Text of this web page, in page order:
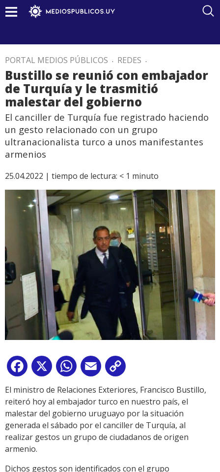
PORTAL MEDIOS PÚBLICOS . REDES .
Bustillo se reunió con embajador
de Turquía y le trasmitió
malestar del gobierno
El canciller de Turquía fue registrado haciendo
un gesto relacionado con un grupo
ultranacionalista turco a unos manifestantes
armenios
25.04.2022 | tiempo de lectura: < 1 minuto
Facebook
X WhatsApp
Email
Link
El ministro de Relaciones Exteriores, Francisco Bustillo,
reiteró hoy al embajador turco en nuestro país, el
malestar del gobierno uruguayo por la situación
generada el sábado por el canciller de Turquía, al
realizar gestos un grupo de ciudadanos de origen
armenio.
Dichos gestos son identificados con el grupo